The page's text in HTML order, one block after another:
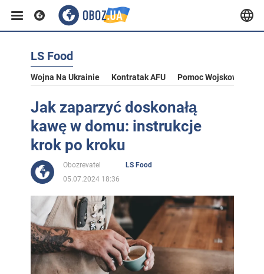
LS Food
Wojna Na Ukrainie Kontratak AFU Pomoc Wojskowa Dla
Jak zaparzyć doskonałą
kawę w domu: instrukcje
krok po kroku
Obozrevatel
LS Food
05.07.2024 18:36